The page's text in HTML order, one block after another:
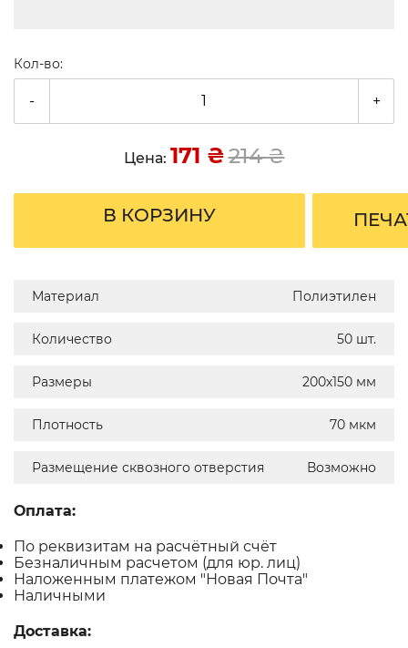
Кол-во:
- +
Цена: 171 ₴214₴
В КОРЗИНУ
Материал Полиэтилен
Количество 50 шт.
Размеры 200х150 мм
Плотность 70 мкм
Размещение сквозного отверстия Возможно
Оплата:
По реквизитам на расчётный счёт
Безналичным расчетом (для юр. лиц)
Наложенным платежом "Новая Почта"
Наличными
Доставка: